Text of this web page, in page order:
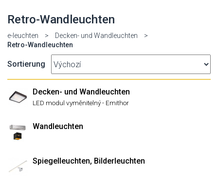
Retro-Wandleuchten
e-leuchten > Decken- und Wandleuchten
>
Retro-Wandleuchten
Sortierung
Decken- und Wandleuchten
LED modul vyměnitelný - Emithor
Wandleuchten
Spiegelleuchten, Bilderleuchten